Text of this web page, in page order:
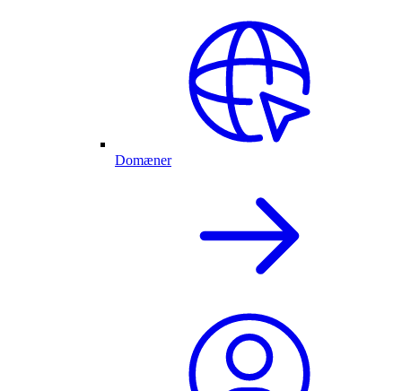
Domæner